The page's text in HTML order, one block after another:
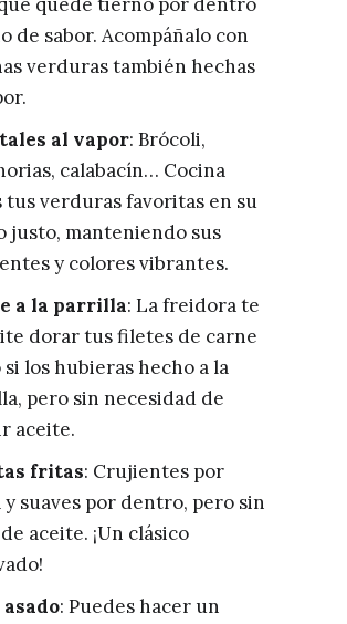
de sabor. Acompáñalo con
verduras también hechas
al vapor: Brócoli,
calabacín… Cocina
tus verduras favoritas en su
justo, manteniendo sus
y colores vibrantes.
a la parrilla: La freidora te
dorar tus filetes de carne
si los hubieras hecho a la
pero sin necesidad de
aceite.
fritas: Crujientes por
suaves por dentro, pero sin
aceite. ¡Un clásico
: Puedes hacer un